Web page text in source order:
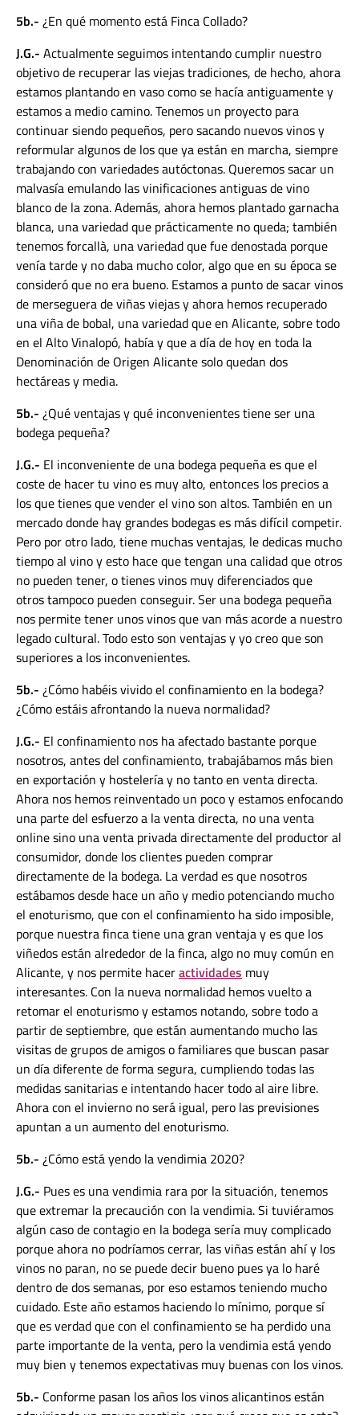
5b.- ¿En qué momento está Finca Collado?
J.G.- Actualmente seguimos intentando cumplir nuestro
objetivo de recuperar las viejas tradiciones, de hecho, ahora
estamos plantando en vaso como se hacía antiguamente y
estamos a medio camino. Tenemos un proyecto para
continuar siendo pequeños, pero sacando nuevos vinos y
reformular algunos de los que ya están en marcha, siempre
trabajando con variedades autóctonas. Queremos sacar un
malvasía emulando las vinificaciones antiguas de vino
blanco de la zona. Además, ahora hemos plantado garnacha
blanca, una variedad que prácticamente no queda; también
tenemos forcallà, una variedad que fue denostada porque
venía tarde y no daba mucho color, algo que en su época se
consideró que no era bueno. Estamos a punto de sacar vinos
de merseguera de viñas viejas y ahora hemos recuperado
una viña de bobal, una variedad que en Alicante, sobre todo
en el Alto Vinalopó, había y que a día de hoy en toda la
Denominación de Origen Alicante solo quedan dos
hectáreas y media.
5b.- ¿Qué ventajas y qué inconvenientes tiene ser una
bodega pequeña?
J.G.- El inconveniente de una bodega pequeña es que el
coste de hacer tu vino es muy alto, entonces los precios a
los que tienes que vender el vino son altos. También en un
mercado donde hay grandes bodegas es más difícil competir.
Pero por otro lado, tiene muchas ventajas, le dedicas mucho
tiempo al vino y esto hace que tengan una calidad que otros
no pueden tener, o tienes vinos muy diferenciados que
otros tampoco pueden conseguir. Ser una bodega pequeña
nos permite tener unos vinos que van más acorde a nuestro
legado cultural. Todo esto son ventajas y yo creo que son
superiores a los inconvenientes.
5b.- ¿Cómo habéis vivido el confinamiento en la bodega?
¿Cómo estáis afrontando la nueva normalidad?
J.G.- El confinamiento nos ha afectado bastante porque
nosotros, antes del confinamiento, trabajábamos más bien
en exportación y hostelería y no tanto en venta directa.
Ahora nos hemos reinventado un poco y estamos enfocando
una parte del esfuerzo a la venta directa, no una venta
online sino una venta privada directamente del productor al
consumidor, donde los clientes pueden comprar
directamente de la bodega. La verdad es que nosotros
estábamos desde hace un año y medio potenciando mucho
el enoturismo, que con el confinamiento ha sido imposible,
porque nuestra finca tiene una gran ventaja y es que los
viñedos están alrededor de la finca, algo no muy común en
Alicante, y nos permite haceractividades muy
interesantes. Con la nueva normalidad hemos vuelto a
retomar el enoturismo y estamos notando, sobre todo a
partir de septiembre, que están aumentando mucho las
visitas de grupos de amigos o familiares que buscan pasar
un día diferente de forma segura, cumpliendo todas las
medidas sanitarias e intentando hacer todo al aire libre.
Ahora con el invierno no será igual, pero las previsiones
apuntan a un aumento del enoturismo.
5b.- ¿Cómo está yendo la vendimia 2020?
J.G.- Pues es una vendimia rara por la situación, tenemos
que extremar la precaución con la vendimia. Si tuviéramos
algún caso de contagio en la bodega sería muy complicado
porque ahora no podríamos cerrar, las viñas están ahí y los
vinos no paran, no se puede decir bueno pues ya lo haré
dentro de dos semanas, por eso estamos teniendo mucho
cuidado. Este año estamos haciendo lo mínimo, porque sí
que es verdad que con el confinamiento se ha perdido una
parte importante de la venta, pero la vendimia está yendo
muy bien y tenemos expectativas muy buenas con los vinos.
5b.- Conforme pasan los años los vinos alicantinos están